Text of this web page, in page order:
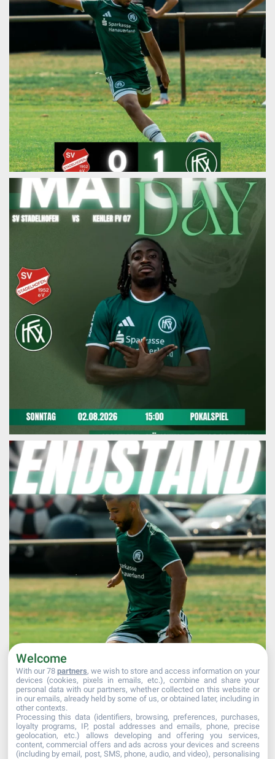
Mehr laden... Auf Instagram folgen
Welcome
With our 78 partners, we wish to store and access information on your
devices (cookies, pixels in emails, etc.), combine and share your
personal data with our partners, whether collected on this website or
in our emails, already held by some of us, or obtained later, including in
other contexts.
Processing this data (identifiers, browsing, preferences, purchases,
loyalty programs, IP, postal addresses and emails, phone, precise
geolocation, etc.) allows developing and offering you services,
content, commercial offers and ads across your devices and screens
(including by email, post, SMS, phone, audio, and video), personalising